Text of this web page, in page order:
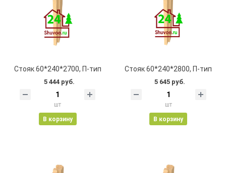
Стояк 60*240*2700, П-тип
5 444 руб.
шт
В корзину
Стояк 60*240*2800, П-тип
5 645 руб.
шт
В корзину